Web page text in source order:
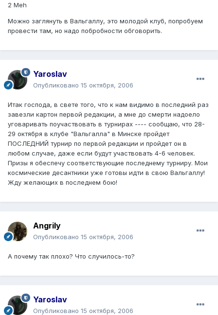
2 Meh
Можно заглянуть в Вальгаллу, это молодой клуб, попробуем
провести там, но надо побробности обговорить.
Yaroslav
Опубликовано 15 октября, 2006
Итак господа, в свете того, что к нам видимо в последний раз
завезли картон первой редакции, а мне до смерти надоело
уговаривать поучаствовать в турнирах ---- сообщаю, что 28-
29 октября в клубе "Вальгалла" в Минске пройдет
ПОСЛЕДНИЙ турнир по первой редакции и пройдет он в
любом случае, даже если будут участвовать 4-6 человек.
Призы я обеспечу соответствующие последнему турниру. Мои
космические десантники уже готовы идти в свою Вальгаллу!
Жду желающих в последнем бою!
Angrily
Опубликовано 15 октября, 2006
А почему так плохо? Что случилось-то?
Yaroslav
Опубликовано 15 октября, 2006